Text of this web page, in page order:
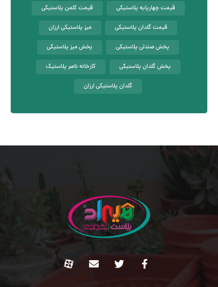
قیمت چهارپایه پلاستیکی قیمت کلمن پلاستیکی
قیمت گلدان پلاستیکی میز پلاستیکی ارزان
پخش صندلی پلاستیکی پخش میز پلاستیکی
پخش گلدان پلاستیکی کارخانه ناصر پلاستیک
گلدان پلاستیکی ارزان